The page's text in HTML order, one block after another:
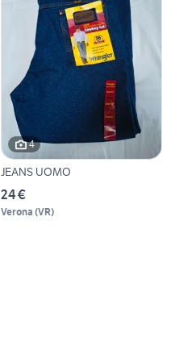
4
JEANS UOMO
24 €
Verona (VR)